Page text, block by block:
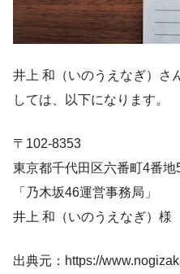
井上 和（いのうえなぎ）さ
しては、以下になります。
〒102-8353
東京都千代田区六番町4番地
「乃木坂46運営事務局」
井上 和（いのうえなぎ）様
出典元：https://